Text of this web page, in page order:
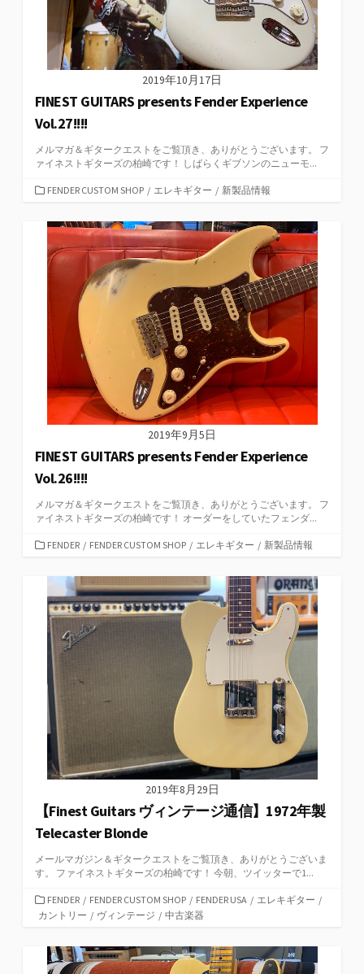
2019年10月17日
FINEST GUITARS presents Fender Experience
Vol.27!!!!
メルマガ＆ギタークエストをご覧頂き、ありがとうございます。 フ
ァイネストギターズの柏崎です！ しばらくギブソンのニューモ...
カ
ゴ
リ
ー
FENDER CUSTOM SHOP / エレキギター / 新製品情報
2019年9月5日
FINEST GUITARS presents Fender Experience
Vol.26!!!!
メルマガ＆ギタークエストをご覧頂き、ありがとうございます。 フ
ァイネストギターズの柏崎です！ オーダーをしていたフェンダ...
カ
ゴ
ー
FENDER / FENDER CUSTOM SHOP / エレキギター / 新製品情報
2019年8月29日
【Finest Guitars ヴィンテージ通信】1972年製
Telecaster Blonde
メールマガジン＆ギタークエストをご覧頂き、ありがとうございま
す。 ファイネストギターズの柏崎です！ 今朝、ツイッターで1...
カ
テ
リ
ー
FENDER / FENDER CUSTOM SHOP / FENDER USA / エレキギター /
カントリー / ヴィンテージ / 中古楽器